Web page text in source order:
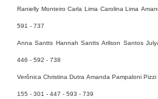
Ranielly Monteiro Carla Lima Carolina Lima
591 - 737
Anna Santts Hannah Santts Arilson Santos
446 - 592 - 738
Verônica Christina Dutra Amanda Pampaloni
155 - 301 - 447 - 593 - 739